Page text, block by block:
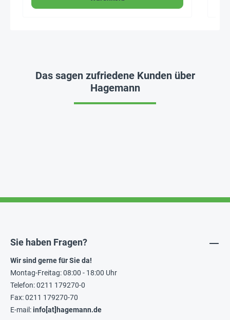
Das sagen zufriedene Kunden über
Hagemann
Sie haben Fragen?
Wir sind gerne für Sie da!
Montag-Freitag: 08:00 - 18:00 Uhr
Telefon: 0211 179270-0
Fax: 0211 179270-70
E-mail:info[at]hagemann.de